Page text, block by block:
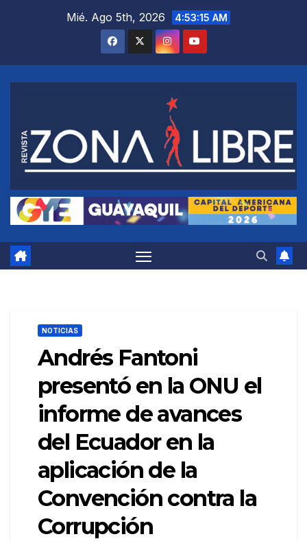
Mié. Ago 5th, 2026 4:53:16 AM
NOTICIAS
Andrés Fantoni
presentó en la ONU el
informe de avances
del Ecuador en la
aplicación de la
Convención contra la
Corrupción